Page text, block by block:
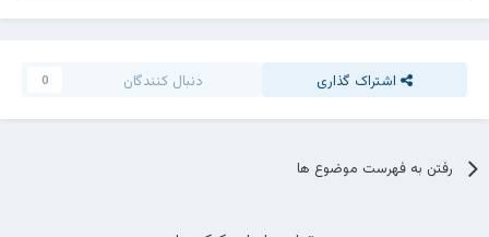
اشتراک گذاری دنبال کنندگان 0
رفتن به فهرست موضوع ها